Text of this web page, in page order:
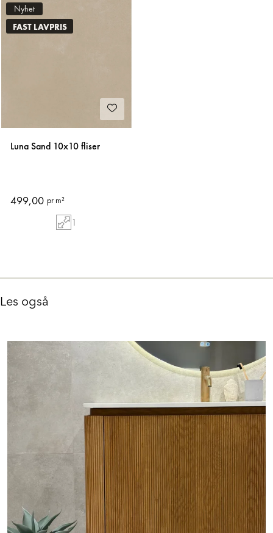
Nyhet
FAST LAVPRIS
Luna Sand 10x10 fliser
499,00 pr m²
1
Les også